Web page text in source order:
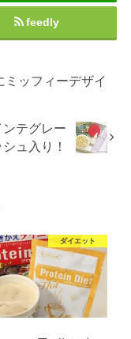
feedly
ッフィーデザイ
テグレー
ュ入り！
ダイエット